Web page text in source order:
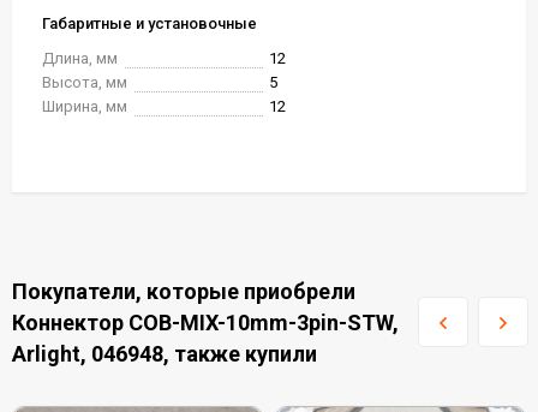
Габаритные и установочные
Длина, мм
12
Высота, мм
5
Ширина, мм
12
Покупатели, которые приобрели
Коннектор COB-MIX-10mm-3pin-STW,
Arlight, 046948, также купили